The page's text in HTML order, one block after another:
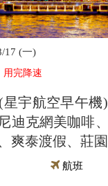
用完降速
宇航空早午機
迪克網美咖啡
爽泰渡假、莊
17 (一)
航班